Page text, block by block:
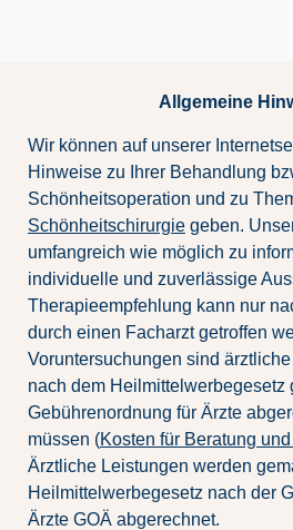
Allgemeine
Wir können auf unserer
Hinweise zu Ihrer Behandlung
Schönheitsoperation und zu
Schönheitschirurgie geben.
umfangreich wie möglich zu
individuelle und zuverlässige
Therapieempfehlung kann nur
durch einen Facharzt getroffen
Voruntersuchungen sind
nach dem Heilmittelwerbegesetz
Gebührenordnung für Ärzte
müssen (Kosten für Beratung
Ärztliche Leistungen werden
Heilmittelwerbegesetz nach der
Ärzte GOÄ abgerechnet.